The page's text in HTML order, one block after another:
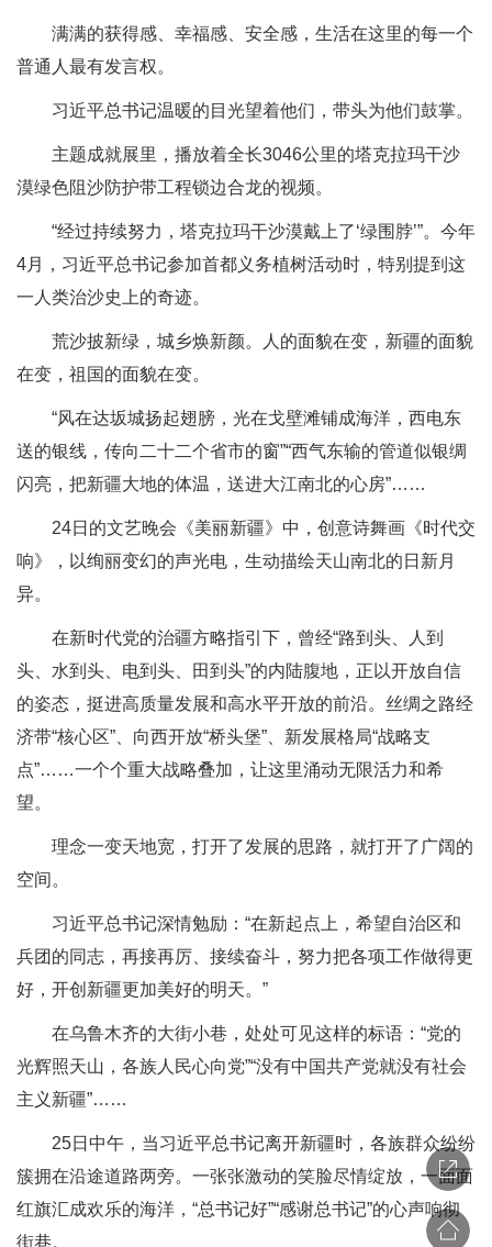
满满的获得感、幸福感、安全感，生活在这里的每一个
普通人最有发言权。
习近平总书记温暖的目光望着他们，带头为他们鼓掌。
主题成就展里，播放着全长3046公里的塔克拉玛干沙
漠绿色阻沙防护带工程锁边合龙的视频。
“经过持续努力，塔克拉玛干沙漠戴上了‘绿围脖’”。今年
4月，习近平总书记参加首都义务植树活动时，特别提到这
一人类治沙史上的奇迹。
荒沙披新绿，城乡焕新颜。人的面貌在变，新疆的面貌
在变，祖国的面貌在变。
“风在达坂城扬起翅膀，光在戈壁滩铺成海洋，西电东
送的银线，传向二十二个省市的窗”“西气东输的管道似银绸
闪亮，把新疆大地的体温，送进大江南北的心房”……
24日的文艺晚会《美丽新疆》中，创意诗舞画《时代交
响》，以绚丽变幻的声光电，生动描绘天山南北的日新月
异。
在新时代党的治疆方略指引下，曾经“路到头、人到
头、水到头、电到头、田到头”的内陆腹地，正以开放自信
的姿态，挺进高质量发展和高水平开放的前沿。丝绸之路经
济带“核心区”、向西开放“桥头堡”、新发展格局“战略支
点”……一个个重大战略叠加，让这里涌动无限活力和希
望。
理念一变天地宽，打开了发展的思路，就打开了广阔的
空间。
习近平总书记深情勉励：“在新起点上，希望自治区和
兵团的同志，再接再厉、接续奋斗，努力把各项工作做得更
好，开创新疆更加美好的明天。”
在乌鲁木齐的大街小巷，处处可见这样的标语：“党的
光辉照天山，各族人民心向党”“没有中国共产党就没有社会
主义新疆”……
25日中午，当习近平总书记离开新疆时，各族群众纷纷
簇拥在沿途道路两旁。一张张激动的笑脸尽情绽放，一面面
红旗汇成欢乐的海洋，“总书记好”“感谢总书记”的心声响彻
街巷。